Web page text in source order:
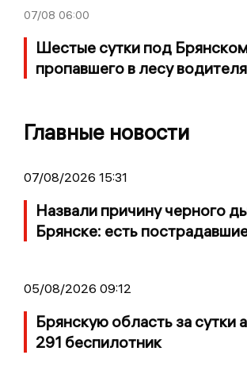
07/08 06:00
Шестые сутки под
пропавшего в лесу
Главные новости
07/08/2026 15:31
Назвали причину черного
Брянске: есть
05/08/2026 09:12
Брянскую область за сутки
291 беспилотник